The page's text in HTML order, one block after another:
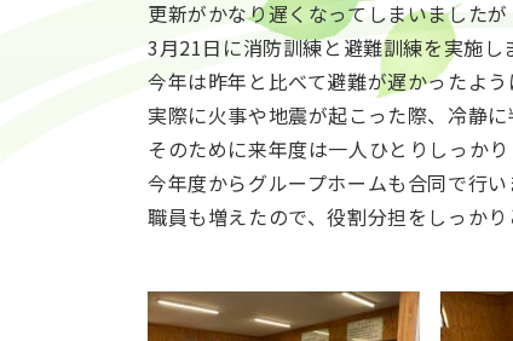
更新がかなり遅くなってしまいましたが
3月21日に消防訓練と避難訓練を実施し
今年は昨年と比べて避難が遅かったよう
実際に火事や地震が起こった際、冷静
そのために来年度は一人ひとりしっか
今年度からグループホームも合同で行
職員も増えたので、役割分担をしっか